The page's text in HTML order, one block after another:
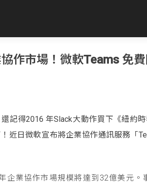
協作市場！微軟Teams 免
記得2016 年Slack大動作買下《紐約
近日微軟宣布將企業協作通訊服務「
企業協作市場規模將達到32億美元。